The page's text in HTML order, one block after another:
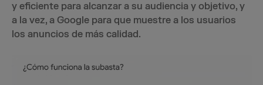
y eficiente para alcanzar a su audiencia y objetivo, y
a la vez, a Google para que muestre a los usuarios
los anuncios de más calidad.